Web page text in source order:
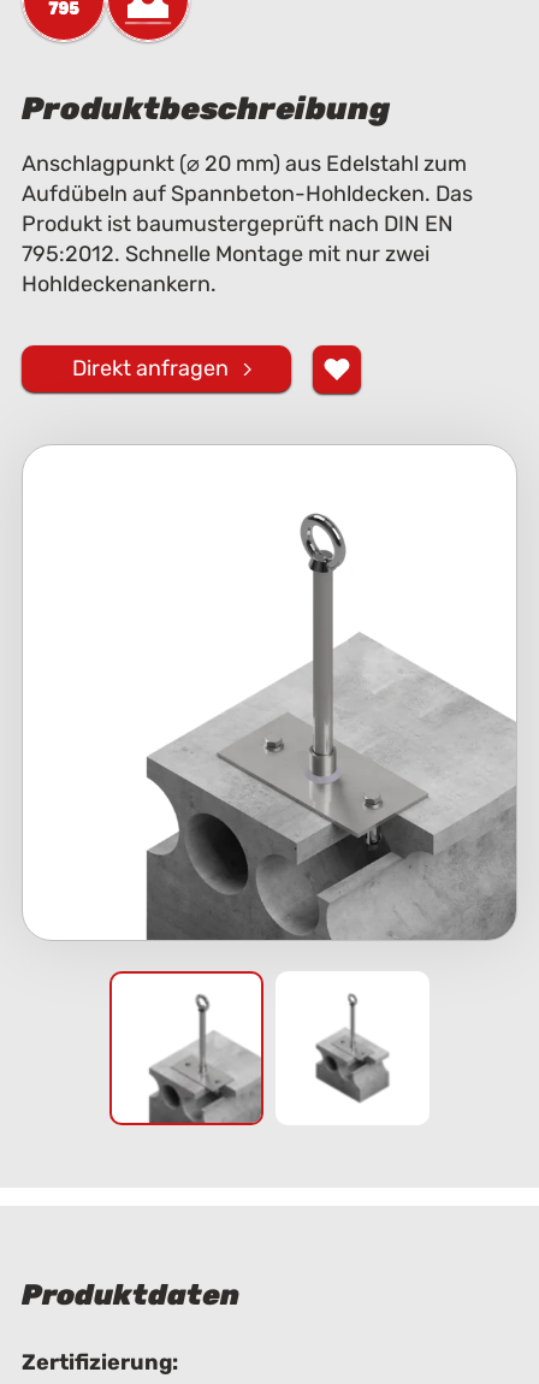
Produktbeschreibung
Anschlagpunkt (⌀ 20 mm) aus Edelstahl zum
Aufdübeln auf Spannbeton-Hohldecken. Das
Produkt ist baumustergeprüft nach DIN EN
795:2012. Schnelle Montage mit nur zwei
Hohldeckenankern.
Direkt anfragen
Produktdaten
Zertifizierung: